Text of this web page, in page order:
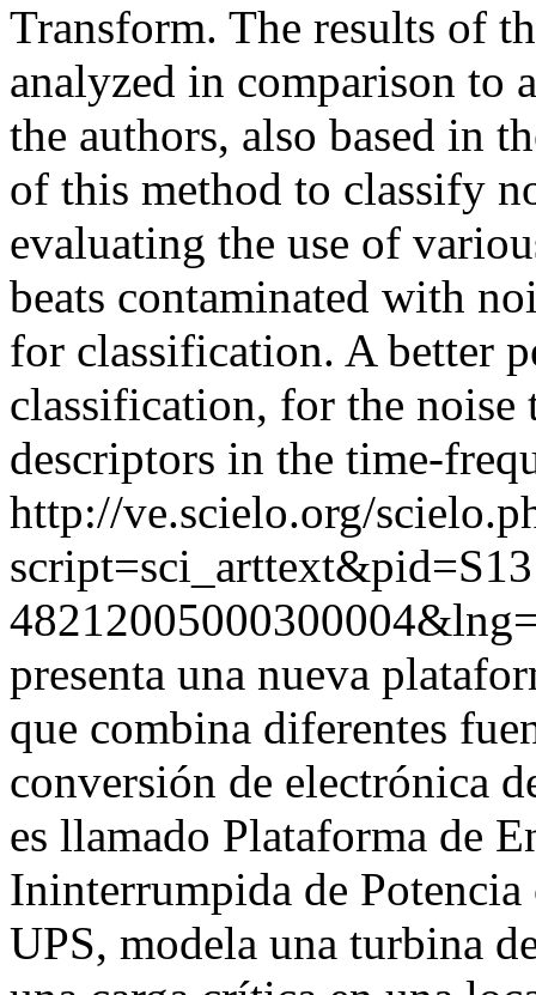
Transform. The results of
analyzed in comparison to
the authors, also based in
of this method to classify
evaluating the use of
beats contaminated with
for classification. A better
classification, for the noise
descriptors in the time-
http://ve.scielo.org/
presenta una nueva
que combina diferentes
conversión de electrónica
es llamado Plataforma de
Ininterrumpida de
UPS, modela una turbina